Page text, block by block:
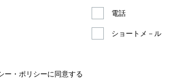
電話
ショートメ－ル
ー・ポリシーに同意する